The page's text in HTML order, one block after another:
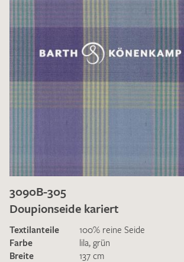
3090B-305
Doupionseide kariert
Textilanteile
100% reine Seide
Farbe
lila, grün
Breite
137 cm